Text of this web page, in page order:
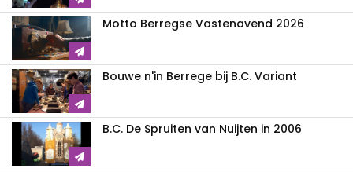
Motto Berregse Vastenavend 2026
Bouwe n'in Berrege bij B.C. Variant
B.C. De Spruiten van Nuijten in 2006